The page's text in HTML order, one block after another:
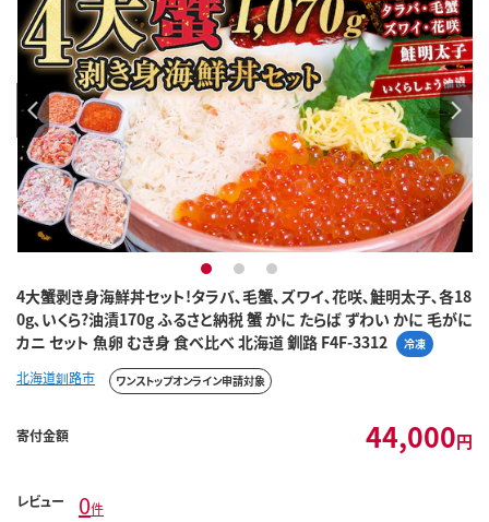
4大蟹剥き身海鮮丼セット!タラバ､毛蟹､ズワイ､花咲､鮭明太子､各18
0g､いくら?油漬170g ふるさと納税 蟹 かに たらば ずわい かに 毛がに
カニ セット 魚卵 むき身 食べ比べ 北海道 釧路 F4F-3312
冷凍
1 2 3
北海道釧路市 ワンストップオンライン申請対象
寄付金額 44,000円
レビュー 0件